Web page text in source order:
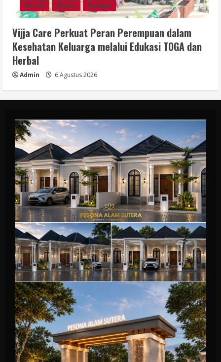
Berita Bisnis Budaya
Vijja Care Perkuat Peran Perempuan dalam
Kesehatan Keluarga melalui Edukasi TOGA dan
Herbal
Admin 6 Agustus 2026